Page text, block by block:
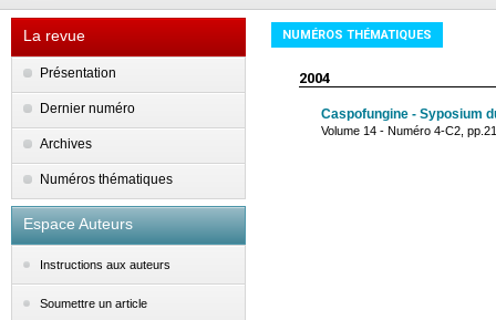
La revue
Présentation
Dernier numéro
Archives
Numéros thématiques
Espace Auteurs
Instructions aux auteurs
Soumettre un article
NUMÉROS THÉMATIQUES
2004
Caspofungine - Syposium
Volume 14 - Numéro 4-C2,